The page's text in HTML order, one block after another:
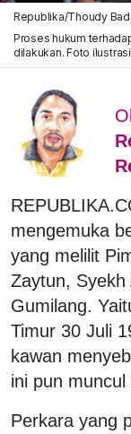
Republika/Thoudy
Proses hukum
dilakukan. Foto ilustrasi
mengemuka
yang melilit
Zaytun, Syekh
Gumilang.
Timur 30 Juli
kawan
ini pun
Perkara yang